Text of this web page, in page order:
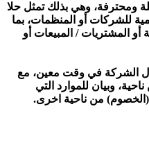
ومحترفة، وهي بذلك تمثل حلا
للشركات أو المنظمات، بما
أو المشتريات / المبيعات أو
في وقت معين، مع
وبيان للموارد التي
من ناحية اخرى.